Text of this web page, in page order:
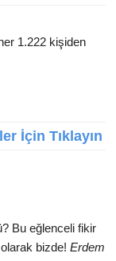
1.222 kişiden
İçin Tıklayın
Bu eğlenceli fikir
olarak bizde!Erdem